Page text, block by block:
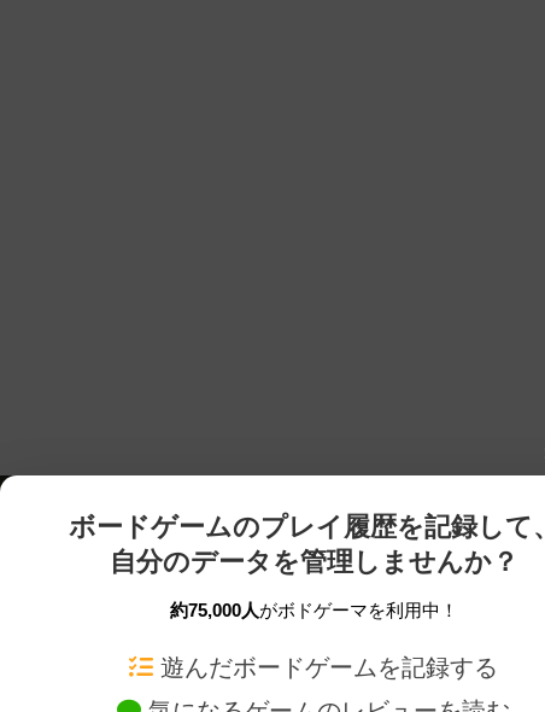
ボードゲームのプレイ履歴を記録して、
自分のデータを管理しませんか？
約75,000人がボドゲーマを利用中！
遊んだボードゲームを記録する